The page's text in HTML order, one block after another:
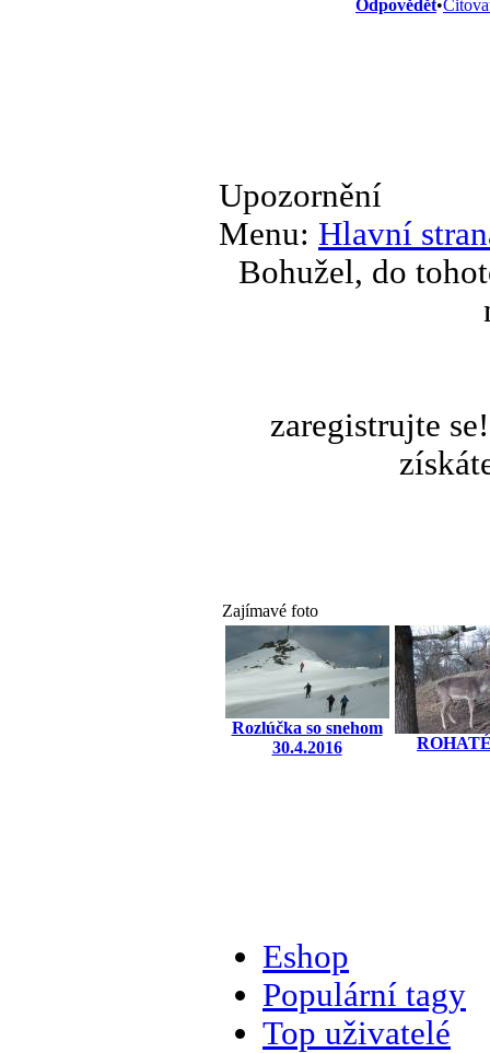
Odpovědět•
Upozornění
Menu: Hlavní
Bohužel, do
zaregistrujte
Zajímavé foto
Rozlúčka so snehom
30.4.2016
Eshop
Populární tagy
Top uživatelé